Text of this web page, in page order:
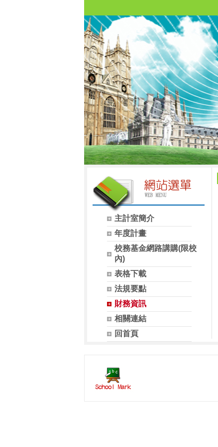
主計室簡介
年度計畫
校務基金網路講購(限校
內)
表格下載
法規要點
財務資訊
相關連結
回首頁